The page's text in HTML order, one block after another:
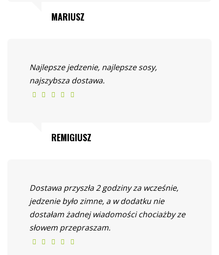
MARIUSZ
Najlepsze jedzenie, najlepsze sosy,
najszybsza dostawa.
REMIGIUSZ
Dostawa przyszła 2 godziny za wcześnie,
jedzenie było zimne, a w dodatku nie
dostałam żadnej wiadomości chociażby ze
słowem przepraszam.